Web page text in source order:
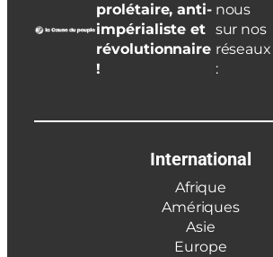
prolétaire, anti-
impérialiste et
révolutionnaire
!
nous
sur nos
réseaux
:
International
Afrique
Amériques
Asie
Europe